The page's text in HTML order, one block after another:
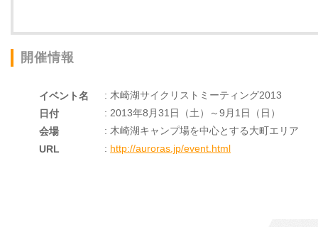
開催情報
イベント名
: 木崎湖サイクリストミーティング2013
日付
: 2013年8月31日（土）～9月1日（日）
会場
: 木崎湖キャンプ場を中心とする大町エリア
URL
: http://auroras.jp/event.html